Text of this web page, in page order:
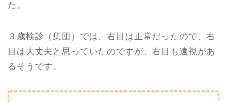
た。
３歳検診（集団）では、右目は正常だったので、右
目は大丈夫と思っていたのですが、右目も遠視があ
るそうです。